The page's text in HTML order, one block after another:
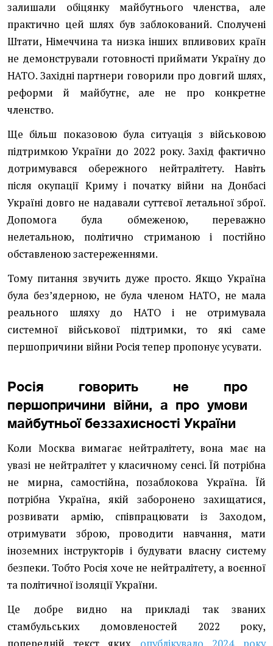
залишали обіцянку майбутнього членства, але
практично цей шлях був заблокований. Сполучені
Штати, Німеччина та низка інших впливових країн
не демонстрували готовності приймати Україну до
НАТО. Західні партнери говорили про довгий шлях,
реформи й майбутнє, але не про конкретне
членство.
Ще більш показовою була ситуація з військовою
підтримкою України до 2022 року. Захід фактично
дотримувався обережного нейтралітету. Навіть
після окупації Криму і початку війни на Донбасі
Україні довго не надавали суттєвої летальної зброї.
Допомога була обмеженою, переважно
нелетальною, політично стриманою і постійно
обставленою застереженнями.
Тому питання звучить дуже просто. Якщо Україна
була без’ядерною, не була членом НАТО, не мала
реального шляху до НАТО і не отримувала
системної військової підтримки, то які саме
першопричини війни Росія тепер пропонує усувати.
Росія говорить не про
першопричини війни, а про умови
майбутньої беззахисності України
Коли Москва вимагає нейтралітету, вона має на
увазі не нейтралітет у класичному сенсі. Їй потрібна
не мирна, самостійна, позаблокова Україна. Їй
потрібна Україна, якій заборонено захищатися,
розвивати армію, співпрацювати із Заходом,
отримувати зброю, проводити навчання, мати
іноземних інструкторів і будувати власну систему
безпеки. Тобто Росія хоче не нейтралітету, а воєнної
та політичної ізоляції України.
Це добре видно на прикладі так званих
стамбульських домовленостей 2022 року,